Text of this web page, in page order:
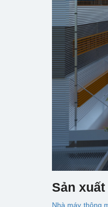
Sản
Nhà máy thông